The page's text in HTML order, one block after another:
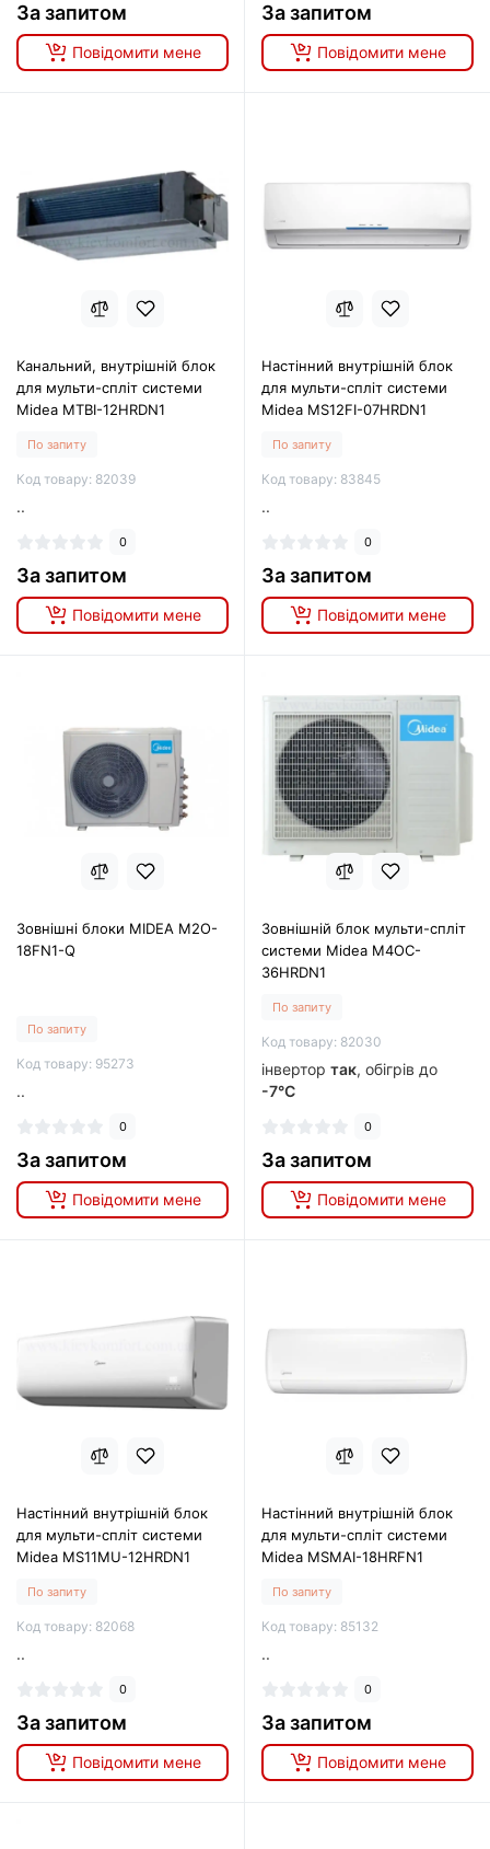
За запитом
Повідомити мене
За запитом
Повідомити мене
Канальний, внутрішній блок
для мульти-спліт системи
Midea MTBI-12HRDN1
По запиту
Код товару: 82039
..
0
За запитом
Повідомити мене
Настінний внутрішній блок
для мульти-спліт системи
Midea MS12FI-07HRDN1
По запиту
Код товару: 83845
..
0
За запитом
Повідомити мене
Зовнішні блоки MIDEA M2O-
18FN1-Q
По запиту
Код товару: 95273
..
0
За запитом
Повідомити мене
Зовнішній блок мульти-спліт
системи Midea M4OC-
36HRDN1
По запиту
Код товару: 82030
інвертор так, обігрів до
-7°C
0
За запитом
Повідомити мене
Настінний внутрішній блок
для мульти-спліт системи
Midea MS11MU-12HRDN1
По запиту
Код товару: 82068
..
0
За запитом
Повідомити мене
Настінний внутрішній блок
для мульти-спліт системи
Midea MSMAI-18HRFN1
По запиту
Код товару: 85132
..
0
За запитом
Повідомити мене